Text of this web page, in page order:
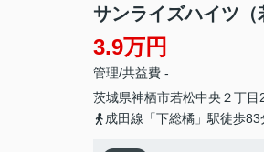
サンライズハイツ（
3.9万円
管理/共益費 -
茨城県神栖市若松中央 ２丁目
成田線「下総橘」駅徒歩83